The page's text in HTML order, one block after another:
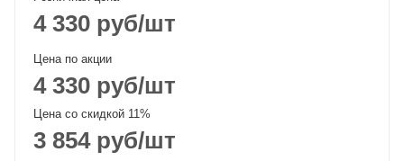
4 330 руб/шт
Цена по акции
4 330 руб/шт
Цена со скидкой 11%
3 854руб/шт